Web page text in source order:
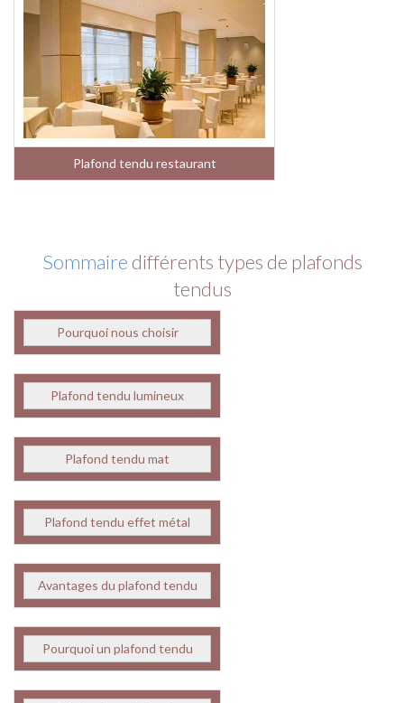
Plafond tendu restaurant
Sommaire différents types de plafonds
tendus
Pourquoi nous choisir
Plafond tendu lumineux
Plafond tendu mat
Plafond tendu effet métal
Avantages du plafond tendu
Pourquoi un plafond tendu